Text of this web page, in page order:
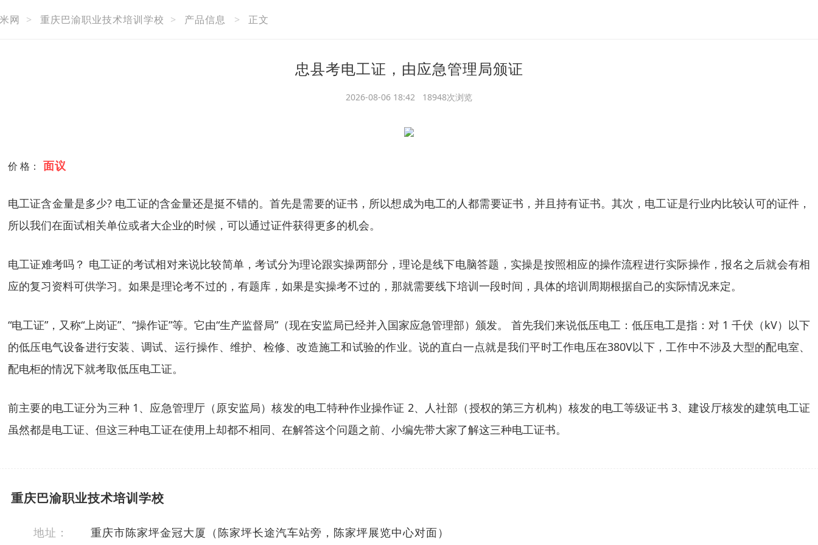
网 > 重庆巴渝职业技术培训学校 > 产品信息 > 正文
忠县考电工证，由应急管理局颁证
2026-08-06 18:42 18948次浏览
价 格： 面议
电工证含金量是多少? 电工证的含金量还是挺不错的。首先是需要的证书，所以想成为电工的人都需要证书，并且持有证书。其次，电工证是行业内比较认可的证件，
所以我们在面试相关单位或者大企业的时候，可以通过证件获得更多的机会。
电工证难考吗？ 电工证的考试相对来说比较简单，考试分为理论跟实操两部分，理论是线下电脑答题，实操是按照相应的操作流程进行实际操作，报名之后就会有相
应的复习资料可供学习。如果是理论考不过的，有题库，如果是实操考不过的，那就需要线下培训一段时间，具体的培训周期根据自己的实际情况来定。
“电工证”，又称“上岗证”、“操作证”等。它由“生产监督局”（现在安监局已经并入国家应急管理部）颁发。 首先我们来说低压电工：低压电工是指：对 1 千伏（kV）以下
的低压电气设备进行安装、调试、运行操作、维护、检修、改造施工和试验的作业。说的直白一点就是我们平时工作电压在380V以下，工作中不涉及大型的配电室、
配电柜的情况下就考取低压电工证。
前主要的电工证分为三种 1、应急管理厅（原安监局）核发的电工特种作业操作证 2、人社部（授权的第三方机构）核发的电工等级证书 3、建设厅核发的建筑电工证
虽然都是电工证、但这三种电工证在使用上却都不相同、在解答这个问题之前、小编先带大家了解这三种电工证书。
重庆巴渝职业技术培训学校
地址： 重庆市陈家坪金冠大厦（陈家坪长途汽车站旁，陈家坪展览中心对面）